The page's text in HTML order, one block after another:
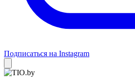
Подписаться на Instagram